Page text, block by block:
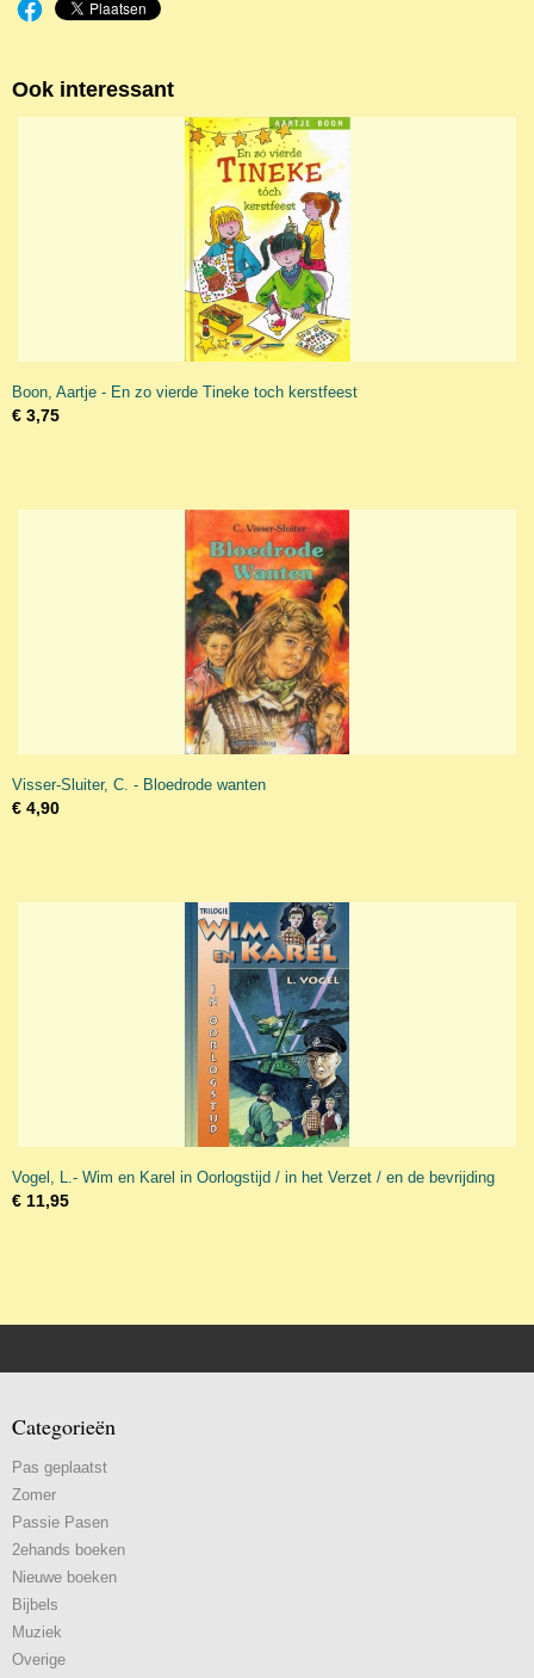
Ook interessant
Boon, Aartje - En zo vierde Tineke toch kerstfeest
€ 3,75
Visser-Sluiter, C. - Bloedrode wanten
€ 4,90
Vogel, L.- Wim en Karel in Oorlogstijd / in het Verzet / en de bevrijding
€ 11,95
Categorieën
Pas geplaatst
Zomer
Passie Pasen
2ehands boeken
Nieuwe boeken
Bijbels
Muziek
Overige